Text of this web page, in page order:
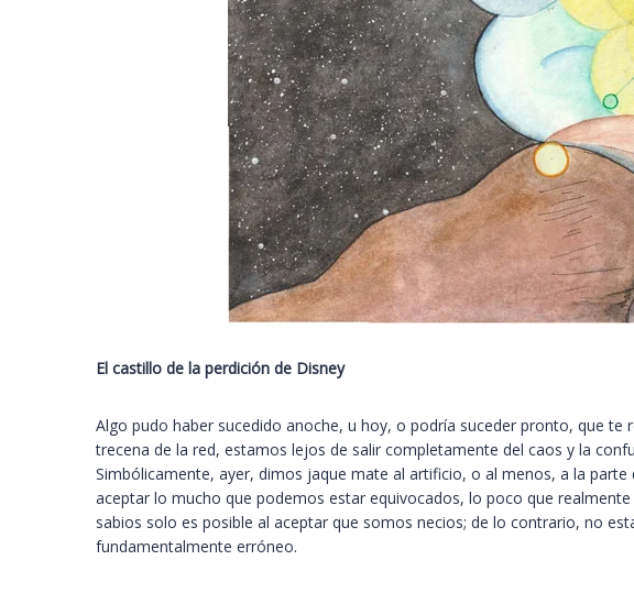
El castillo de la perdición de Disney
Algo pudo haber sucedido anoche, u hoy, o podría suceder pronto, que
trecena de la red, estamos lejos de salir completamente del caos y la
Simbólicamente, ayer, dimos jaque mate al artificio, o al menos, a la
aceptar lo mucho que podemos estar equivocados, lo poco que
sabios solo es posible al aceptar que somos necios; de lo contrario, no
fundamentalmente erróneo.